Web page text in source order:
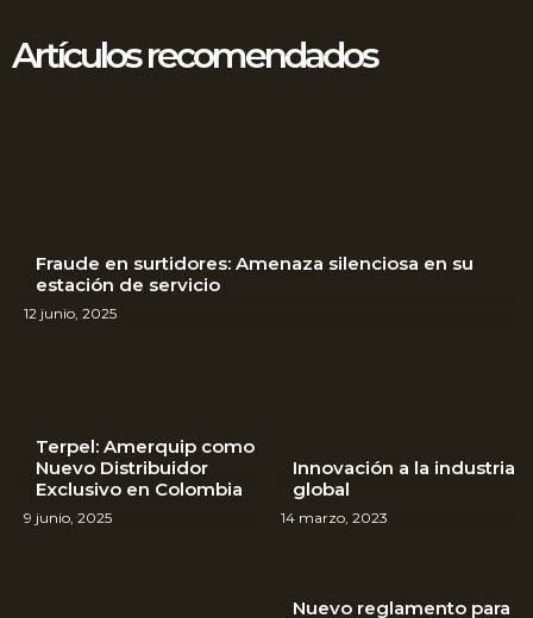
Artículos recomendados
Fraude en surtidores: Amenaza silenciosa en su
estación de servicio
12 junio, 2025
Terpel: Amerquip como
Nuevo Distribuidor
Exclusivo en Colombia
9 junio, 2025
Innovación a la industria
global
14 marzo, 2023
Nuevo reglamento para